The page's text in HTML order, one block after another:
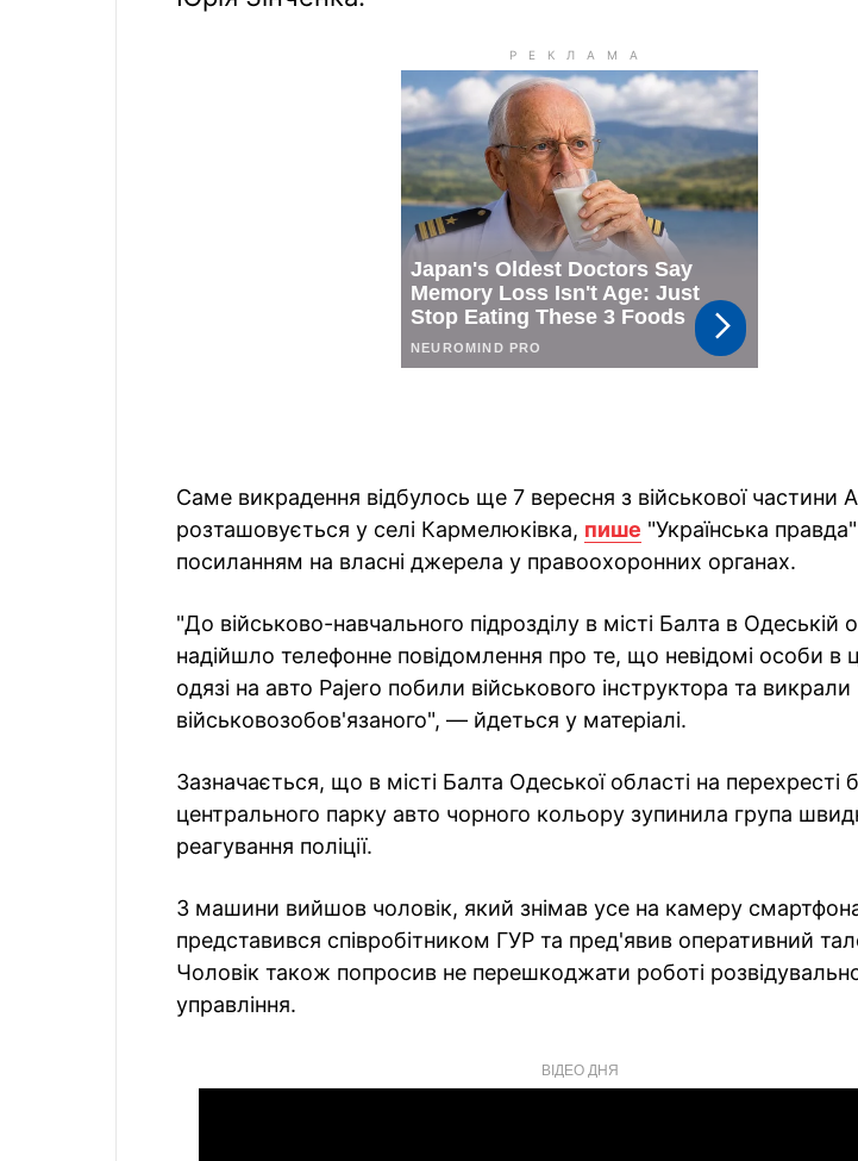
Саме викрадення відбулось ще 7 вересня з військової частини
розташовується у селі Кармелюківка, пише "Українська
посиланням на власні джерела у правоохоронних органах.
"До військово-навчального підрозділу в місті Балта в Одеській
надійшло телефонне повідомлення про те, що невідомі особи в
одязі на авто Pajero побили військового інструктора та викрали
військовозобов'язаного", — йдеться у матеріалі.
Зазначається, що в місті Балта Одеської області на перехресті
центрального парку авто чорного кольору зупинила група
реагування поліції.
З машини вийшов чоловік, який знімав усе на камеру
представився співробітником ГУР та пред'явив оперативний
Чоловік також попросив не перешкоджати роботі
управління.
ВІДЕО ДНЯ